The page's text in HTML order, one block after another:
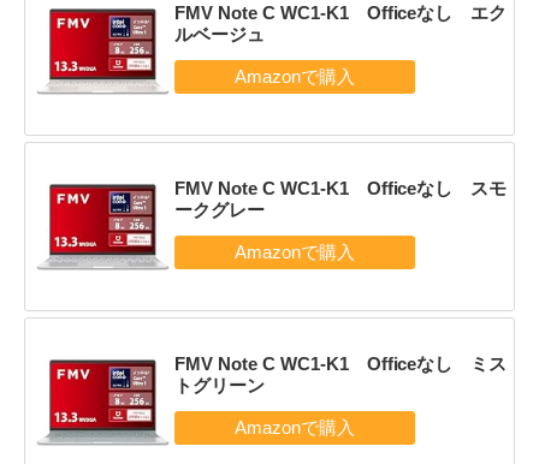
FMV Note C WC1-K1 Officeなし エク
ルベージュ
FMV Note C WC1-K1 Officeなし スモ
ークグレー
FMV Note C WC1-K1 Officeなし ミス
トグリーン